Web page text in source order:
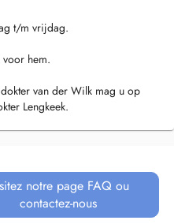
t/m vrijdag.
hem.
van der Wilk mag u op
Lengkeek.
notre page FAQ ou
contactez-nous